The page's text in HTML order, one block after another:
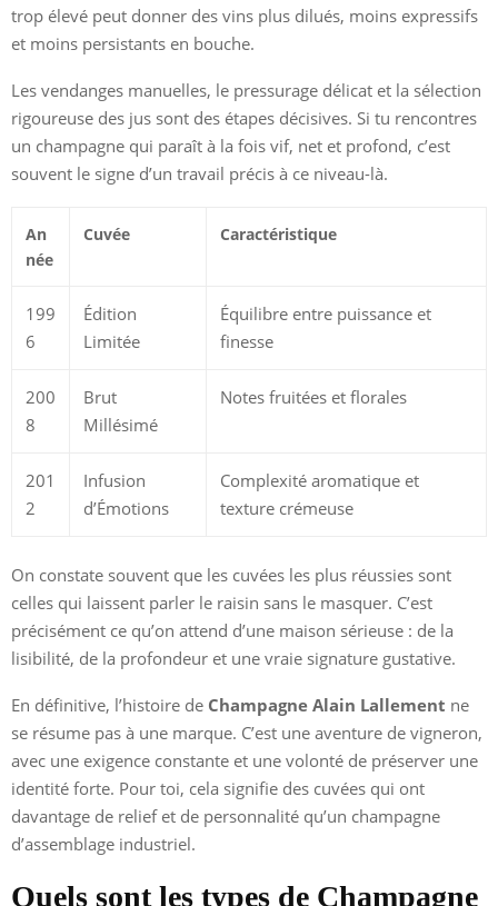
trop élevé peut donner des vins plus dilués, moins expressifs
et moins persistants en bouche.
Les vendanges manuelles, le pressurage délicat et la sélection
rigoureuse des jus sont des étapes décisives. Si tu rencontres
un champagne qui paraît à la fois vif, net et profond, c’est
souvent le signe d’un travail précis à ce niveau-là.
An
née
Cuvée Caractéristique
199
6
Édition
Limitée
Équilibre entre puissance et
finesse
200
8
Brut
Millésimé
Notes fruitées et florales
201
2
Infusion
d’Émotions
Complexité aromatique et
texture crémeuse
On constate souvent que les cuvées les plus réussies sont
celles qui laissent parler le raisin sans le masquer. C’est
précisément ce qu’on attend d’une maison sérieuse : de la
lisibilité, de la profondeur et une vraie signature gustative.
En définitive, l’histoire de Champagne Alain Lallement ne
se résume pas à une marque. C’est une aventure de vigneron,
avec une exigence constante et une volonté de préserver une
identité forte. Pour toi, cela signifie des cuvées qui ont
davantage de relief et de personnalité qu’un champagne
d’assemblage industriel.
Quels sont les types de Champagne